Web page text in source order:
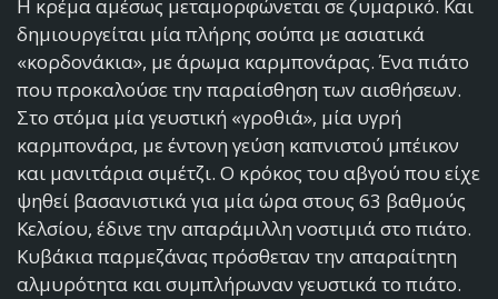
Η κρέμα αμέσως μεταμορφώνεται σε ζυμαρικό. Και
δημιουργείται μία πλήρης σούπα με ασιατικά
«κορδονάκια», με άρωμα καρμπονάρας. Ένα πιάτο
που προκαλούσε την παραίσθηση των αισθήσεων.
Στο στόμα μία γευστική «γροθιά», μία υγρή
καρμπονάρα, με έντονη γεύση καπνιστού μπέικον
και μανιτάρια σιμέτζι. Ο κρόκος του αβγού που είχε
ψηθεί βασανιστικά για μία ώρα στους 63 βαθμούς
Κελσίου, έδινε την απαράμιλλη νοστιμιά στο πιάτο.
Κυβάκια παρμεζάνας πρόσθεταν την απαραίτητη
αλμυρότητα και συμπλήρωναν γευστικά το πιάτο.